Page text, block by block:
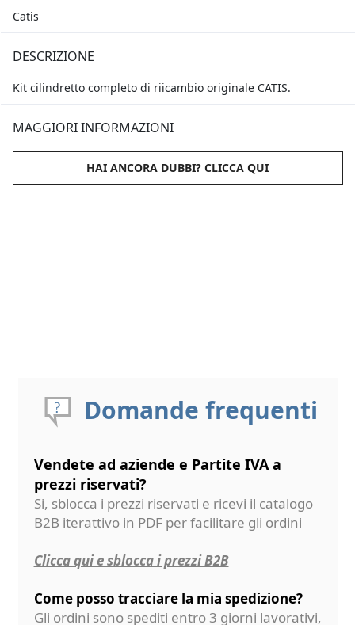
Catis
DESCRIZIONE
Kit cilindretto completo di riicambio originale CATIS.
MAGGIORI INFORMAZIONI
HAI ANCORA DUBBI? CLICCA QUI
Domande frequenti
Vendete ad aziende e Partite IVA a
prezzi riservati?
Si, sblocca i prezzi riservati e ricevi il catalogo
B2B iterattivo in PDF per facilitare gli ordini
Clicca qui e sblocca i prezzi B2B
Come posso tracciare la mia spedizione?
Gli ordini sono spediti entro 3 giorni lavorativi,